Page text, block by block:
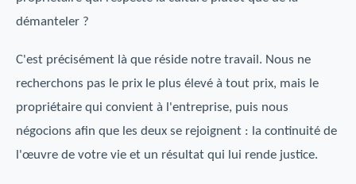
démanteler ?
C'est précisément là que réside notre travail. Nous ne
recherchons pas le prix le plus élevé à tout prix, mais le
propriétaire qui convient à l'entreprise, puis nous
négocions afin que les deux se rejoignent : la continuité de
l'œuvre de votre vie et un résultat qui lui rende justice.